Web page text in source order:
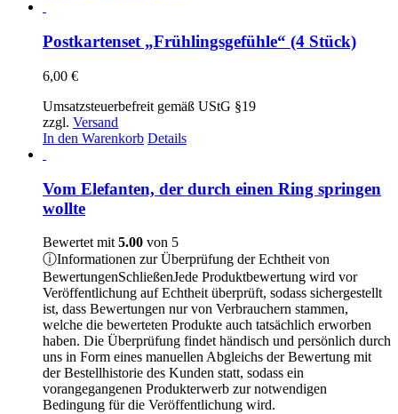
Postkartenset „Frühlingsgefühle“ (4 Stück)
6,00 €
Umsatzsteuerbefreit gemäß UStG §19
zzgl. Versand
In den Warenkorb Details
Vom Elefanten, der durch einen Ring springen
wollte
Bewertet mit 5.00 von 5
ⓘInformationen zur Überprüfung der Echtheit von
BewertungenSchließenJede Produktbewertung wird vor
Veröffentlichung auf Echtheit überprüft, sodass sichergestellt
ist, dass Bewertungen nur von Verbrauchern stammen,
welche die bewerteten Produkte auch tatsächlich erworben
haben. Die Überprüfung findet händisch und persönlich durch
uns in Form eines manuellen Abgleichs der Bewertung mit
der Bestellhistorie des Kunden statt, sodass ein
vorangegangenen Produkterwerb zur notwendigen
Bedingung für die Veröffentlichung wird.